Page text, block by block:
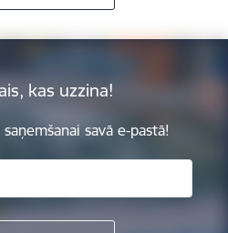
kas uzzina!
savā e-pastā!